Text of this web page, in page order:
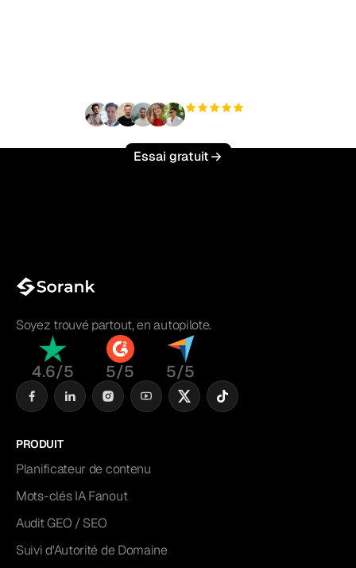
Essai gratuit
Soyez trouvé partout, en autopilote.
4.6/5 5/5 5/5
PRODUIT
Planificateur de contenu
Mots-clés IA Fanout
Audit GEO / SEO
Suivi d'Autorité de Domaine